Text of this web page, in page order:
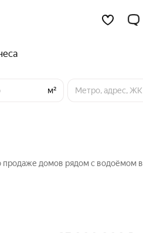
м²
продаже домов рядом с водоёмом в